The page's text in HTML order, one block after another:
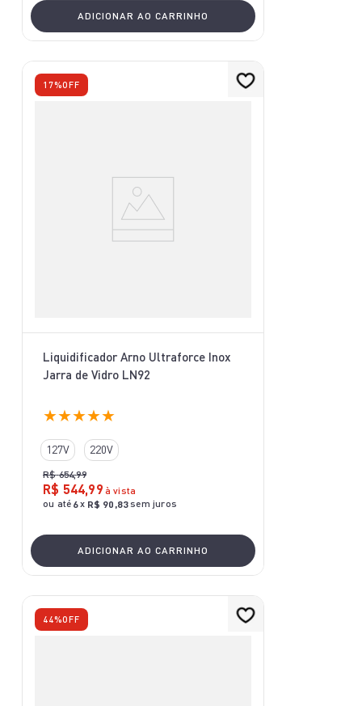
ADICIONAR AO CARRINHO
17%OFF
Liquidificador Arno Ultraforce Inox
Jarra de Vidro LN92
★★★★★
127V 220V
R$ 654,99
R$ 544,99 à vista
ou até 6x R$ 90 ,83sem juros
ADICIONAR AO CARRINHO
44%OFF